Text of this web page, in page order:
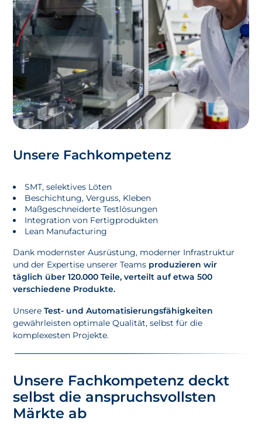
Unsere Fachkompetenz
SMT, selektives Löten
Beschichtung, Verguss, Kleben
Maßgeschneiderte Testlösungen
Integration von Fertigprodukten
Lean Manufacturing
Dank modernster Ausrüstung, moderner Infrastruktur
und der Expertise unserer Teams produzieren wir
täglich über 120.000 Teile, verteilt auf etwa 500
verschiedene Produkte.
UnsereTest- und Automatisierungsfähigkeiten
gewährleisten optimale Qualität, selbst für die
komplexesten Projekte.
Unsere Fachkompetenz deckt
selbst die anspruchsvollsten
Märkte ab